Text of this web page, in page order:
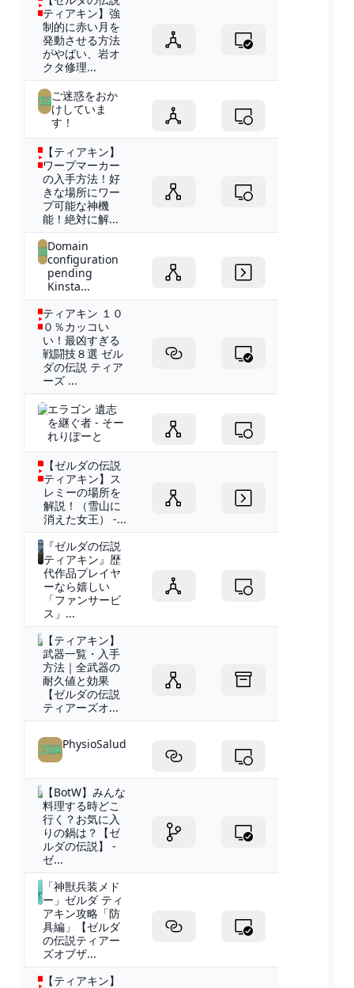
ティアキン】強
制的に赤い月を
発動させる方法
がやばい、岩オ
クタ修理...
ご迷惑をおか
けしていま
す！
【ティアキン】
ワープマーカー
の入手方法！好
きな場所にワー
プ可能な神機
能！絶対に解...
Domain
configuration
pending
Kinsta...
ティアキン １０
０％カッコい
い！最凶すぎる
戦闘技８選 ゼル
ダの伝説 ティア
ーズ ...
エラゴン 遺志
を継ぐ者 - そー
れりぽーと
【ゼルダの伝説
ティアキン】ス
レミーの場所を
解説！（雪山に
消えた女王） -...
『ゼルダの伝説
ティアキン』歴
代作品プレイヤ
ーなら嬉しい
「ファンサービ
ス」...
【ティアキン】
武器一覧・入手
方法｜全武器の
耐久値と効果
【ゼルダの伝説
ティアーズオ...
PhysioSalud
【BotW】みんな
料理する時どこ
行く？お気に入
りの鍋は？【ゼ
ルダの伝説】 -
ゼ...
「神獣兵装メド
ー」ゼルダ ティ
アキン攻略「防
具編」【ゼルダ
の伝説ティアー
ズオブザ...
【ティアキン】